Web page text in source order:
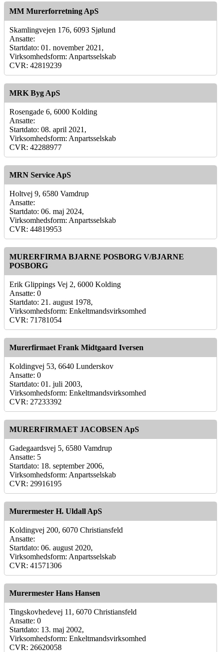
MM Murerforretning ApS
Skamlingvejen 176, 6093 Sjølund
Ansatte:
Startdato: 01. november 2021,
Virksomhedsform: Anpartsselskab
CVR: 42819239
MRK Byg ApS
Rosengade 6, 6000 Kolding
Ansatte:
Startdato: 08. april 2021,
Virksomhedsform: Anpartsselskab
CVR: 42288977
MRN Service ApS
Holtvej 9, 6580 Vamdrup
Ansatte:
Startdato: 06. maj 2024,
Virksomhedsform: Anpartsselskab
CVR: 44819953
MURERFIRMA BJARNE POSBORG V/BJARNE
POSBORG
Erik Glippings Vej 2, 6000 Kolding
Ansatte: 0
Startdato: 21. august 1978,
Virksomhedsform: Enkeltmandsvirksomhed
CVR: 71781054
Murerfirmaet Frank Midtgaard Iversen
Koldingvej 53, 6640 Lunderskov
Ansatte: 0
Startdato: 01. juli 2003,
Virksomhedsform: Enkeltmandsvirksomhed
CVR: 27233392
MURERFIRMAET JACOBSEN ApS
Gadegaardsvej 5, 6580 Vamdrup
Ansatte: 5
Startdato: 18. september 2006,
Virksomhedsform: Anpartsselskab
CVR: 29916195
Murermester H. Uldall ApS
Koldingvej 200, 6070 Christiansfeld
Ansatte:
Startdato: 06. august 2020,
Virksomhedsform: Anpartsselskab
CVR: 41571306
Murermester Hans Hansen
Tingskovhedevej 11, 6070 Christiansfeld
Ansatte: 0
Startdato: 13. maj 2002,
Virksomhedsform: Enkeltmandsvirksomhed
CVR: 26620058